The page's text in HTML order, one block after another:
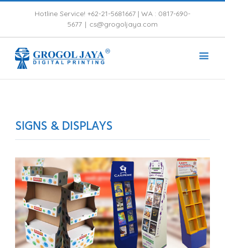
Hotline Service! +62-21-5681667 | WA : 0817-690-
5677 | cs@grogoljaya.com
SIGNS & DISPLAYS